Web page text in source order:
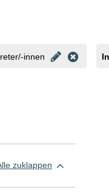
innen
zuklappen